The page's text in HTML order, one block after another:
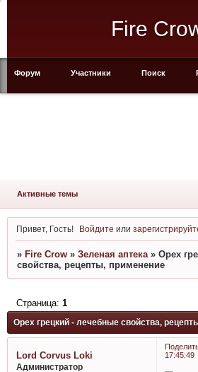
Fire
Форум Участники Поиск
Активные темы
Привет, Гость! Войдите или
» Fire Crow » Зеленая аптека » Орех
свойства, рецепты, применение
Орех грецкий - лечебные свойства,
Страница: 1
17:45:49
Lord Corvus Loki
Администратор